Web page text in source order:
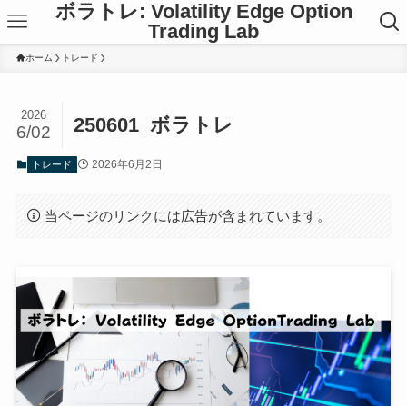
ボラトレ: Volatility Edge Option
Trading Lab
ホーム トレード
250601_ボラトレ
2026
6/02
トレード 2026年6月2日
当ページのリンクには広告が含まれています。